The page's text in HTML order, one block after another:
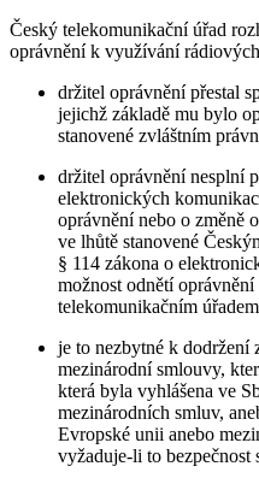
Český telekomunikační úřad
oprávnění k využívání
držitel oprávnění přestal
jejichž základě mu bylo
stanovené zvláštním
držitel oprávnění nesplní
elektronických
oprávnění nebo o změně
ve lhůtě stanovené
§ 114 zákona o
možnost odnětí
telekomunikačním
je to nezbytné k
mezinárodní smlouvy,
která byla vyhlášena ve
mezinárodních smluv,
Evropské unii anebo
vyžaduje-li to bezpečnost